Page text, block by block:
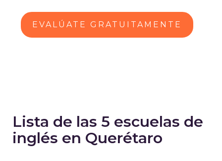
EVALÚATE GRATUITAMENTE
Lista de las 5 escuelas de
inglés en Querétaro